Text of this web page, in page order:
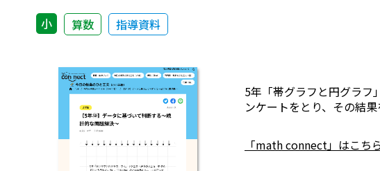
小 算数 指導資料
5年「帯グラフと円グラフ
ンケートをとり、その結
「math connect」はこち